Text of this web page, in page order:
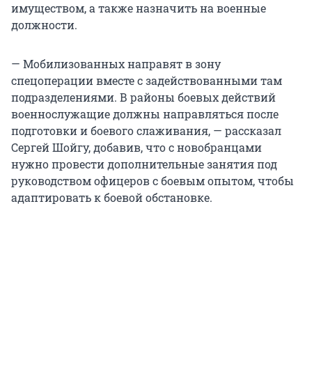
имуществом, а также назначить на военные
должности.
— Мобилизованных направят в зону
спецоперации вместе с задействованными там
подразделениями. В районы боевых действий
военнослужащие должны направляться после
подготовки и боевого слаживания, — рассказал
Сергей Шойгу, добавив, что с новобранцами
нужно провести дополнительные занятия под
руководством офицеров с боевым опытом, чтобы
адаптировать к боевой обстановке.